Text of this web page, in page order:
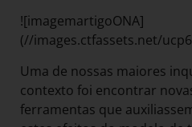
![imagemartigoONA]
(//images.ctfassets.net/
Uma de nossas maiores
contexto foi encontrar
ferramentas que